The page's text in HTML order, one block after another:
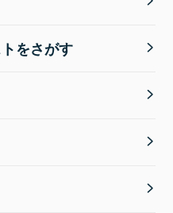
をさがす